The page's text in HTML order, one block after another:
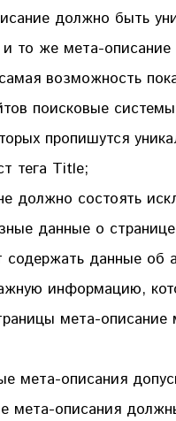
должно быть
то же мета-
возможность
поисковые
пропишутся
тега Title;
должно состоять
данные о
данные об
информацию,
мета-
мета-описания
мета-описания